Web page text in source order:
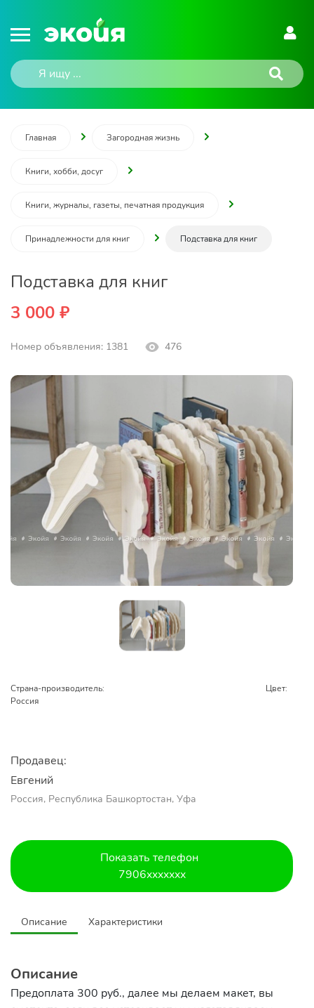
Главная Загородная жизнь
Книги, хобби, досуг
Книги, журналы, газеты, печатная продукция
Принадлежности для книг Подставка для книг
Подставка для книг
3 000 ₽
Номер объявления: 1381 476
Страна-производитель:
Россия
Цвет:
Продавец:
Евгений
Россия, Республика Башкортостан, Уфа
Показать телефон
7906xxxxxxx
Описание Характеристики
Описание
Предоплата 300 руб., далее мы делаем макет, вы